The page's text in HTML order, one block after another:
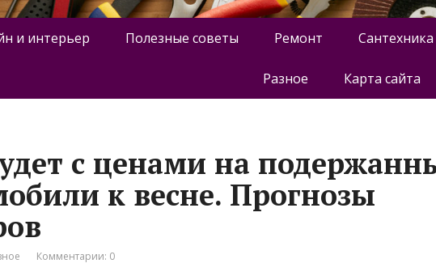
и интерьер Полезные советы Ремонт Сантехника
Разное Карта сайта
с ценами на
к весне. Прогнозы
Комментарии: 0